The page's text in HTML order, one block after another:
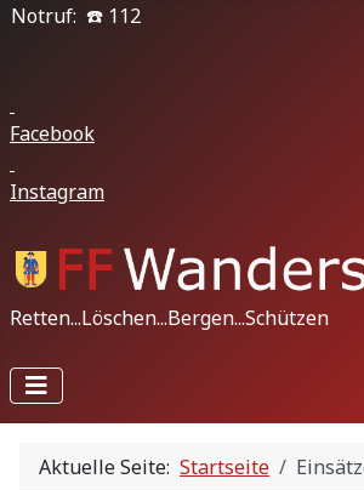
Notruf: ☎️ 112
Facebook
Instagram
Retten...Löschen...Bergen...Schützen
Aktuelle Seite: Startseite